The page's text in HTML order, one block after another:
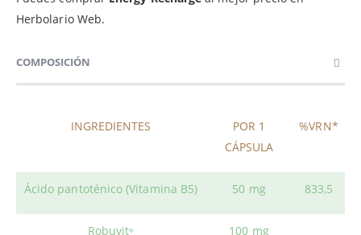
Herbolario Web.
COMPOSICIÓN
INGREDIENTES
POR 1
CÁPSULA
%VRN*
Ácido pantoténico (Vitamina B5) 50 mg 833,5
Robuvit® 100 mg